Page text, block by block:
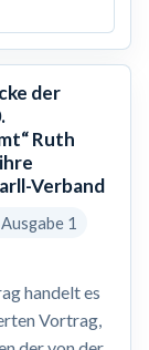
der
Ruth
Verband
1
handelt es
Vortrag,